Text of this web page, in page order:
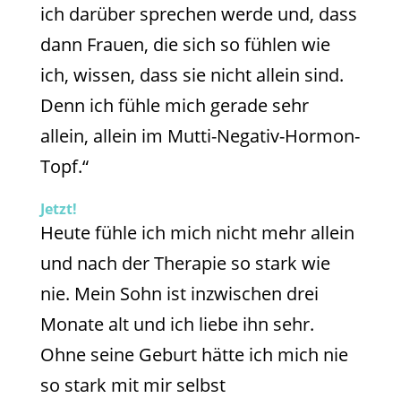
ich darüber sprechen werde und, dass
dann Frauen, die sich so fühlen wie
ich, wissen, dass sie nicht allein sind.
Denn ich fühle mich gerade sehr
allein, allein im Mutti-Negativ-Hormon-
Topf.“
Jetzt!
Heute fühle ich mich nicht mehr allein
und nach der Therapie so stark wie
nie. Mein Sohn ist inzwischen drei
Monate alt und ich liebe ihn sehr.
Ohne seine Geburt hätte ich mich nie
so stark mit mir selbst